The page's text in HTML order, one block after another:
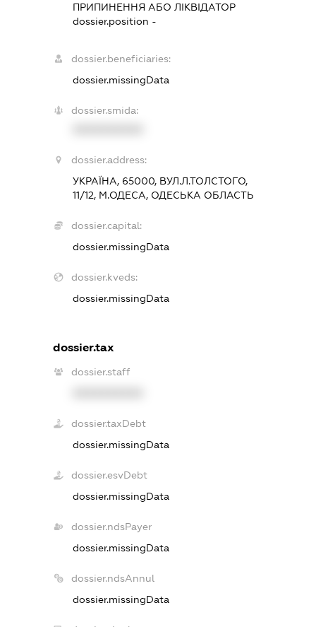
ПРИПИНЕННЯ АБО ЛІКВІДАТОР
dossier.position -
dossier.beneficiaries:
dossier.missingData
dossier.smida:
dossier.address:
УКРАЇНА, 65000, ВУЛ.Л.ТОЛСТОГО,
11/12, М.ОДЕСА, ОДЕСЬКА ОБЛАСТЬ
dossier.capital:
dossier.missingData
dossier.kveds:
dossier.missingData
dossier.tax
dossier.staff
dossier.taxDebt
dossier.missingData
dossier.esvDebt
dossier.missingData
dossier.ndsPayer
dossier.missingData
dossier.ndsAnnul
dossier.missingData